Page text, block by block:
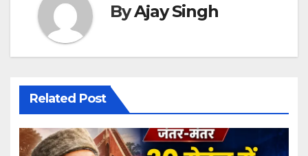
ByAjay Singh
Related Post